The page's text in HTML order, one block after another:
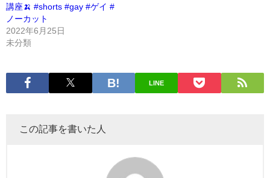
講座🍌 #shorts #gay #ゲイ #
ノーカット
2022年6月25日
未分類
LINE
この記事を書いた人